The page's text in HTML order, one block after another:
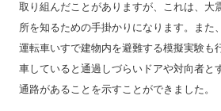
取り組んだことがありますが、これは、大
所を知るための手掛かりになります。また
運転車いすで建物内を避難する模擬実験も
車していると通過しづらいドアや対向者と
通路があることを示すことができました。